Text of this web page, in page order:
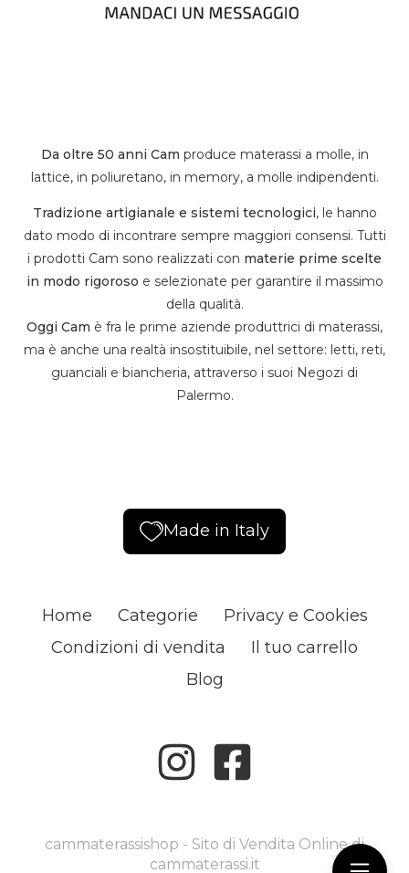
Da oltre 50 anni Cam produce materassi a molle, in
lattice, in poliuretano, in memory, a molle indipendenti.
Tradizione artigianale e sistemi tecnologici, le hanno
dato modo di incontrare sempre maggiori consensi. Tutti
i prodotti Cam sono realizzati con materie prime scelte
in modo rigoroso e selezionate per garantire il massimo
della qualità.
Oggi Cam è fra le prime aziende produttrici di materassi,
ma è anche una realtà insostituibile, nel settore: letti, reti,
guanciali e biancheria, attraverso i suoi Negozi di
Palermo.
Made in Italy
Home Categorie
Privacy e Cookies
Condizioni di vendita
Il tuo carrello
Blog
cammaterassishop - Sito di Vendita Online di
cammaterassi.it